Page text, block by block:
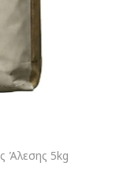
Άλεσης 5kg